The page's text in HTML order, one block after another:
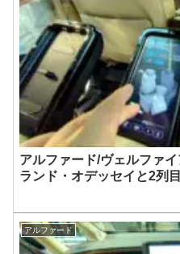
アルファード/ヴェルファ
ランド・オデッセイと2列
アルファード